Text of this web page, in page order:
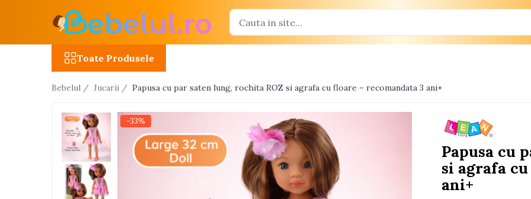
Masinute R/C
Avioane si elicoptere R/C
Camioane R/C
Motociclete R/C
Toate Produsele
Bebelul / Jucarii / Papusa cu par saten lung, rochita ROZ si agrafa cu floare – recomandata 3 ani+
Papusa cu
si agrafa
ani+
-33%